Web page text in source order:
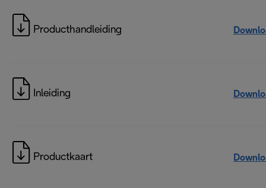
Producthandleiding
Inleiding
Productkaart